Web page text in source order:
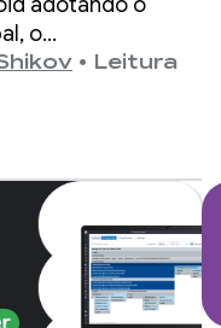
o
padrão de fato
biblioteca
e
simultâneos
• Leitura